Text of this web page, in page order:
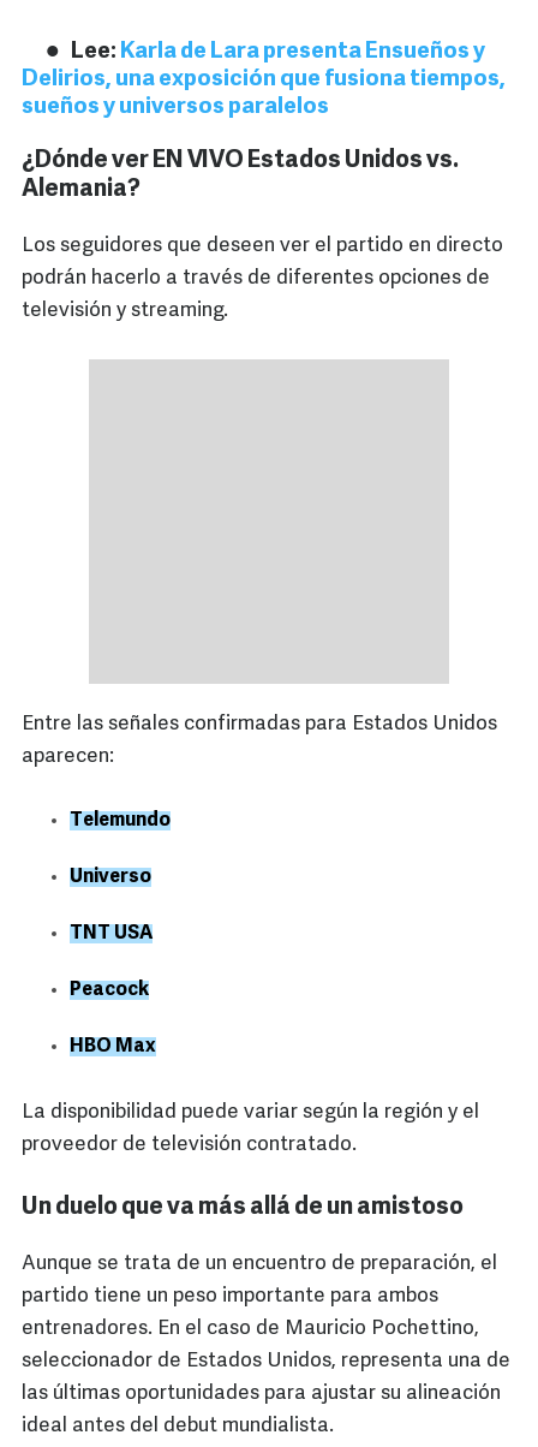
Lee: Karla de Lara presenta Ensueños y
Delirios, una exposición que fusiona tiempos,
sueños y universos paralelos
¿Dónde ver EN VIVO Estados Unidos vs.
Alemania?
Los seguidores que deseen ver el partido en directo
podrán hacerlo a través de diferentes opciones de
televisión y streaming.
Entre las señales confirmadas para Estados Unidos
aparecen:
Telemundo
Universo
TNT USA
Peacock
HBO Max
La disponibilidad puede variar según la región y el
proveedor de televisión contratado.
Un duelo que va más allá de un amistoso
Aunque se trata de un encuentro de preparación, el
partido tiene un peso importante para ambos
entrenadores. En el caso de Mauricio Pochettino,
seleccionador de Estados Unidos, representa una de
las últimas oportunidades para ajustar su alineación
ideal antes del debut mundialista.